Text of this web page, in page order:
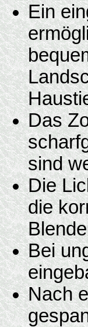
Ein
Das
sind
Die
die
Bei
Nach